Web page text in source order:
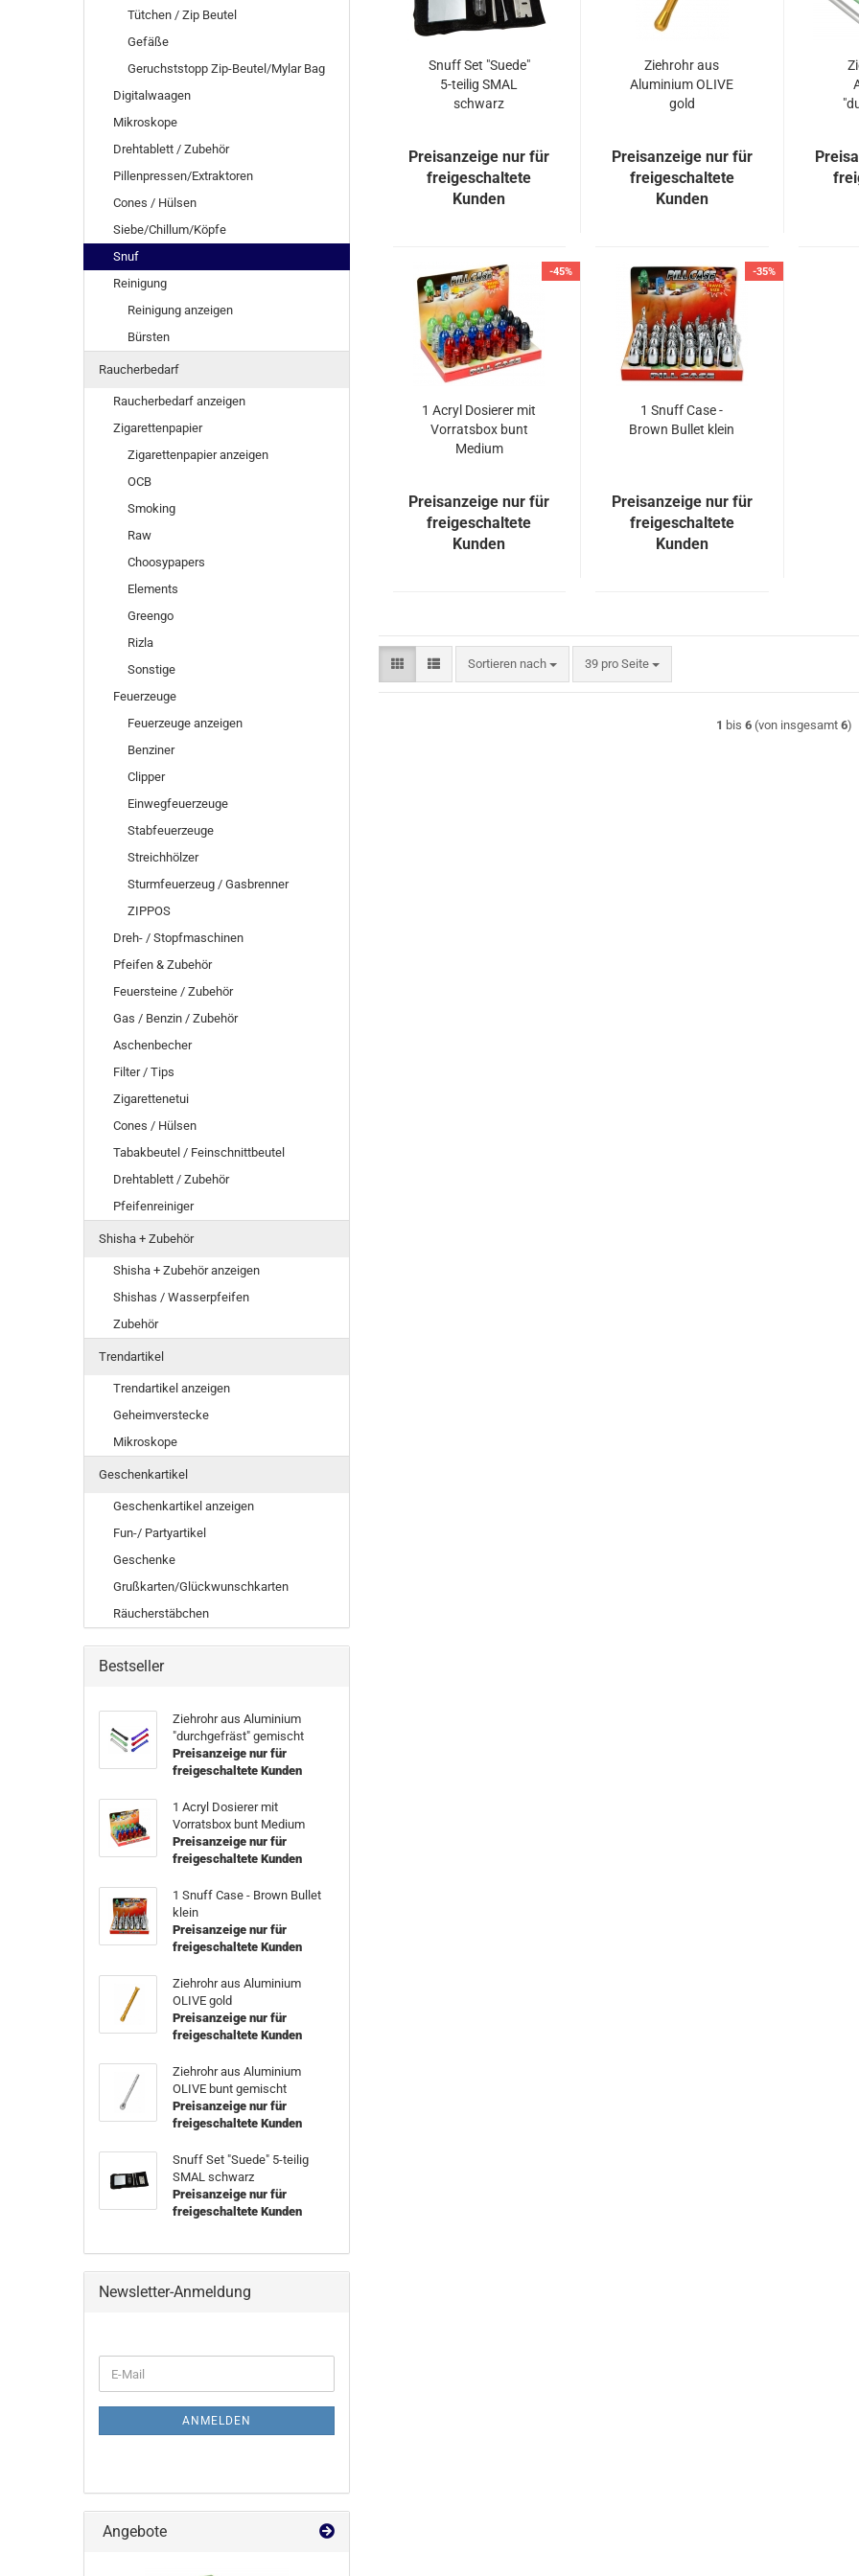
Snuff Set "Suede"
5-teilig SMAL
schwarz
Preisanzeige nur für
freigeschaltete
Kunden
Ziehrohr aus
Aluminium OLIVE
gold
Preisanzeige nur für
freigeschaltete
Kunden
-45%
1 Acryl Dosierer mit
Vorratsbox bunt
Medium
Preisanzeige nur für
freigeschaltete
Kunden
-35%
1 Snuff Case -
Brown Bullet klein
Preisanzeige nur für
freigeschaltete
Kunden
Sortieren nach
Sortieren nach 39 pro Seite
pro Seite
1 bis6 (von insgesamt6)
Tütchen / Zip Beutel
Gefäße
Geruchststopp Zip-Beutel/Mylar Bag
Digitalwaagen
Mikroskope
Drehtablett / Zubehör
Pillenpressen/Extraktoren
Cones / Hülsen
Siebe/Chillum/Köpfe
Snuf
Reinigung
Reinigung anzeigen
Bürsten
Raucherbedarf
Raucherbedarf anzeigen
Zigarettenpapier
Zigarettenpapier anzeigen
OCB
Smoking
Raw
Choosypapers
Elements
Greengo
Rizla
Sonstige
Feuerzeuge
Feuerzeuge anzeigen
Benziner
Clipper
Einwegfeuerzeuge
Stabfeuerzeuge
Streichhölzer
Sturmfeuerzeug / Gasbrenner
ZIPPOS
Dreh- / Stopfmaschinen
Pfeifen & Zubehör
Feuersteine / Zubehör
Gas / Benzin / Zubehör
Aschenbecher
Filter / Tips
Zigarettenetui
Cones / Hülsen
Tabakbeutel / Feinschnittbeutel
Drehtablett / Zubehör
Pfeifenreiniger
Shisha + Zubehör
Shisha + Zubehör anzeigen
Shishas / Wasserpfeifen
Zubehör
Trendartikel
Trendartikel anzeigen
Geheimverstecke
Mikroskope
Geschenkartikel
Geschenkartikel anzeigen
Fun-/ Partyartikel
Geschenke
Grußkarten/Glückwunschkarten
Räucherstäbchen
Bestseller
Ziehrohr aus Aluminium
"durchgefräst" gemischt
Preisanzeige nur für
freigeschaltete Kunden
1 Acryl Dosierer mit
Vorratsbox bunt Medium
Preisanzeige nur für
freigeschaltete Kunden
1 Snuff Case - Brown Bullet
klein
Preisanzeige nur für
freigeschaltete Kunden
Ziehrohr aus Aluminium
OLIVE gold
Preisanzeige nur für
freigeschaltete Kunden
Ziehrohr aus Aluminium
OLIVE bunt gemischt
Preisanzeige nur für
freigeschaltete Kunden
Snuff Set "Suede" 5-teilig
SMAL schwarz
Preisanzeige nur für
freigeschaltete Kunden
Newsletter-Anmeldung
ZUR
E-
Mail
ANMELDEN
Angebote